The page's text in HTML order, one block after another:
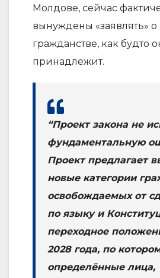
Молдове, сейчас
вынуждены «заявлять» о
гражданстве, как будто
принадлежит.
“Проект закона не
фундаментальную
Проект предлагает
новые категории
освобождаемых от
по языку и
переходное
2028 года, по
определённые лица,